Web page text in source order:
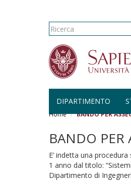
Salta al contenuto principale
Form di
Ricerca
DIPARTIMENTO
Home BANDO PER
BANDO PER
E’ indetta una
1 anno dal titolo:
Dipartimento di